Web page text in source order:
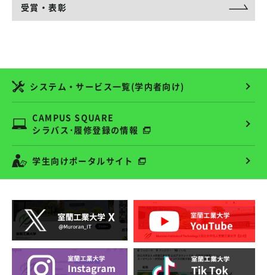
受賞・表彰
システム・サービス一覧(学内者向け)
CAMPUS SQUARE
シラバス･履修登録の情報
学生向けポータルサイト